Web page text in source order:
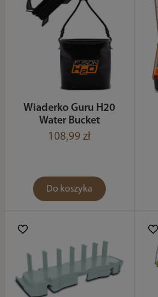
Wiaderko Guru H20
Water Bucket
108,99 zł
Do koszyka